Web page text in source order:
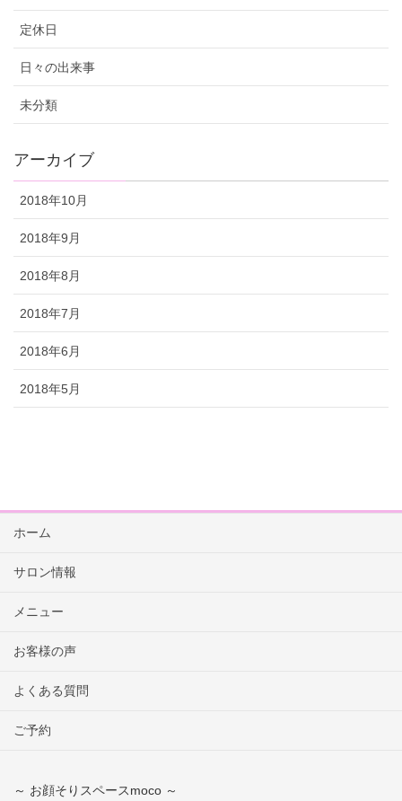
定休日
日々の出来事
未分類
アーカイブ
2018年10月
2018年9月
2018年8月
2018年7月
2018年6月
2018年5月
ホーム
サロン情報
メニュー
お客様の声
よくある質問
ご予約
～ お顔そりスペースmoco ～